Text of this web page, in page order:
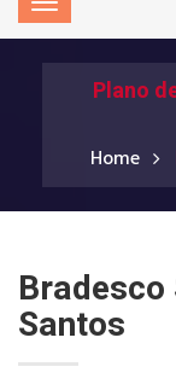
Plano
Home
Bradesco
Santos